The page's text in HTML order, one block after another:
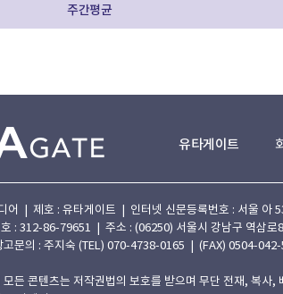
주간평균
유타게이트
어 | 제호 : 유타게이트 | 인터넷 신문등록번호 : 서울
: 312-86-79651 | 주소 : (06250) 서울시 강남구 역삼로
고문의 : 주지숙 (TEL) 070-4738-0165 | (FAX) 0504-
든 콘텐츠는 저작권법의 보호를 받으며 무단 전재, 복사,